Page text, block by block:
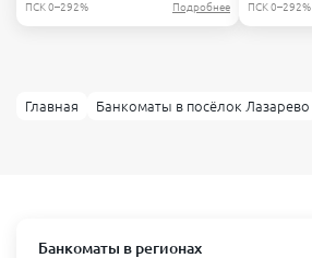
ПСК 0–292% Подробнее ПСК 0–292%
Главная Банкоматы в посёлок Лазарево
Банкоматы в регионах